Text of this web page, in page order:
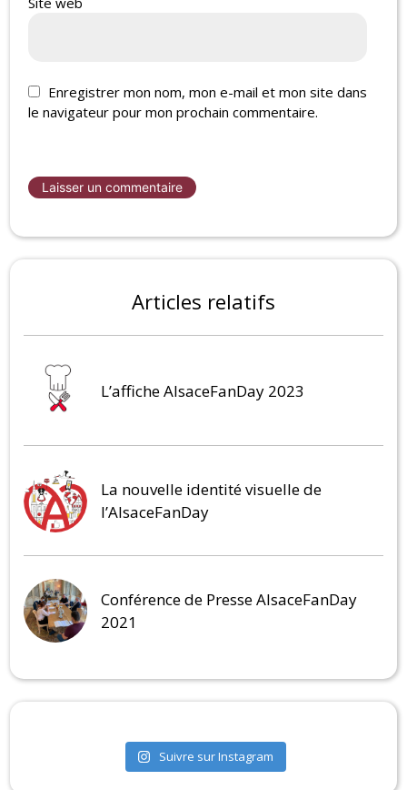
Enregistrer mon nom, mon e-mail et mon site dans
le navigateur pour mon prochain commentaire.
Articles relatifs
L’affiche AlsaceFanDay 2023
La nouvelle identité visuelle de
l’AlsaceFanDay
Conférence de Presse AlsaceFanDay
2021
Suivre sur Instagram